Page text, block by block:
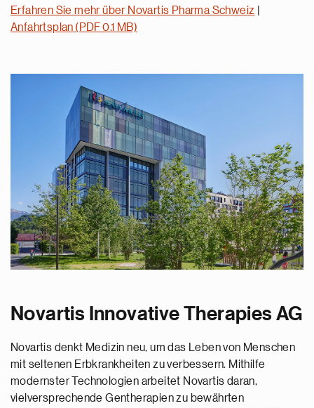
Erfahren Sie mehr über Novartis Pharma Schweiz
Anfahrtsplan (PDF 0.1 MB)
Novartis Innovative Therapies AG
Novartis denkt Medizin neu, um das Leben von Menschen
mit seltenen Erbkrankheiten zu verbessern. Mithilfe
modernster Technologien arbeitet Novartis daran,
vielversprechende Gentherapien zu bewährten